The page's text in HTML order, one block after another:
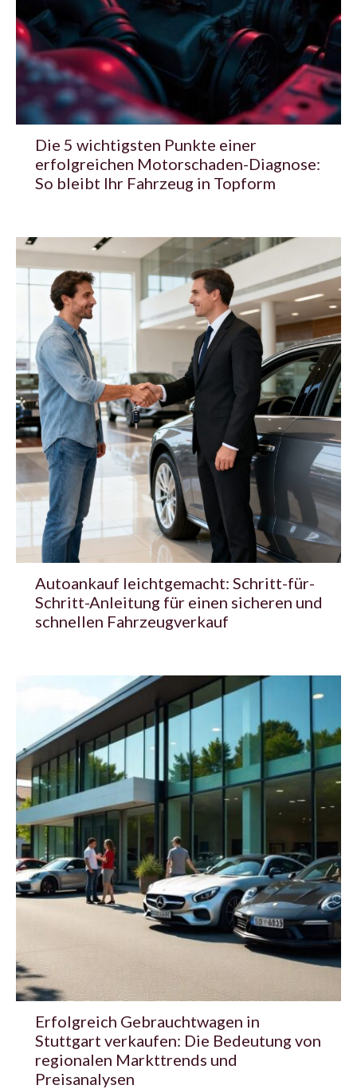
Die 5 wichtigsten Punkte einer
erfolgreichen Motorschaden-Diagnose:
So bleibt Ihr Fahrzeug in Topform
Autoankauf leichtgemacht: Schritt-für-
Schritt-Anleitung für einen sicheren und
schnellen Fahrzeugverkauf
Erfolgreich Gebrauchtwagen in
Stuttgart verkaufen: Die Bedeutung von
regionalen Markttrends und
Preisanalysen